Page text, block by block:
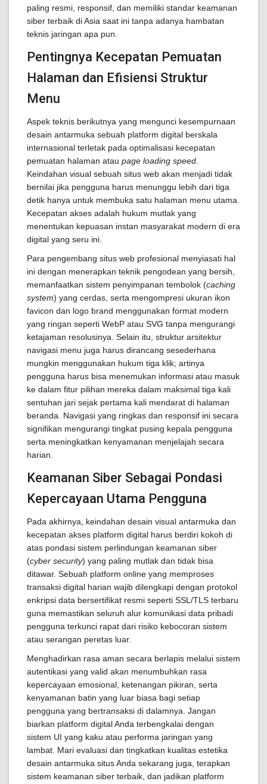
paling resmi, responsif, dan memiliki standar keamanan
siber terbaik di Asia saat ini tanpa adanya hambatan
teknis jaringan apa pun.
Pentingnya Kecepatan Pemuatan
Halaman dan Efisiensi Struktur
Menu
Aspek teknis berikutnya yang mengunci kesempurnaan
desain antarmuka sebuah platform digital berskala
internasional terletak pada optimalisasi kecepatan
pemuatan halaman atau page loading speed
Keindahan visual sebuah situs web akan menjadi tidak
bernilai jika pengguna harus menunggu lebih dari tiga
detik hanya untuk membuka satu halaman menu utama.
Kecepatan akses adalah hukum mutlak yang
menentukan kepuasan instan masyarakat modern di era
digital yang seru ini.
Para pengembang situs web profesional menyiasati hal
ini dengan menerapkan teknik pengodean yang bersih,
memanfaatkan sistem penyimpanan tembolok (caching
system) yang cerdas, serta mengompresi ukuran ikon
favicon dan logo brand menggunakan format modern
yang ringan seperti WebP atau SVG tanpa mengurangi
ketajaman resolusinya. Selain itu, struktur arsitektur
navigasi menu juga harus dirancang sesederhana
mungkin menggunakan hukum tiga klik; artinya
pengguna harus bisa menemukan informasi atau masuk
ke dalam fitur pilihan mereka dalam maksimal tiga kali
sentuhan jari sejak pertama kali mendarat di halaman
beranda. Navigasi yang ringkas dan responsif ini secara
signifikan mengurangi tingkat pusing kepala pengguna
serta meningkatkan kenyamanan menjelajah secara
harian.
Keamanan Siber Sebagai Pondasi
Kepercayaan Utama Pengguna
Pada akhirnya, keindahan desain visual antarmuka dan
kecepatan akses platform digital harus berdiri kokoh di
atas pondasi sistem perlindungan keamanan siber
(cyber security) yang paling mutlak dan tidak bisa
ditawar. Sebuah platform online yang memproses
transaksi digital harian wajib dilengkapi dengan protokol
enkripsi data bersertifikat resmi seperti SSL/TLS terbaru
guna memastikan seluruh alur komunikasi data pribadi
pengguna terkunci rapat dari risiko kebocoran sistem
atau serangan peretas luar.
Menghadirkan rasa aman secara berlapis melalui sistem
autentikasi yang valid akan menumbuhkan rasa
kepercayaan emosional, ketenangan pikiran, serta
kenyamanan batin yang luar biasa bagi setiap
pengguna yang bertransaksi di dalamnya. Jangan
biarkan platform digital Anda terbengkalai dengan
sistem UI yang kaku atau performa jaringan yang
lambat. Mari evaluasi dan tingkatkan kualitas estetika
desain antarmuka situs Anda sekarang juga, terapkan
sistem keamanan siber terbaik, dan jadikan platform